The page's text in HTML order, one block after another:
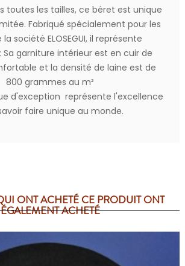
toutes les tailles, ce béret est unique
Fabriqué spécialement pour les
la société ELOSEGUI, il représente
Sa garniture intérieur est en cuir de
et la densité de laine est de
800 grammes au m²
d'exception représente l'excellence
faire unique au monde.
ONT ACHETÉ CE PRODUIT ONT
ÉGALEMENT ACHETÉ